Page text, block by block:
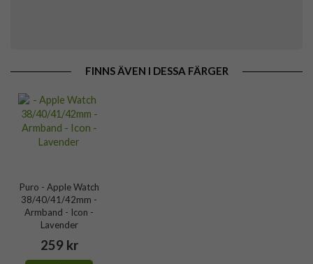
FINNS ÄVEN I DESSA FÄRGER
Puro - Apple Watch
38/40/41/42mm -
Armband - Icon -
Lavender
259 kr